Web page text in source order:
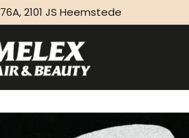
2101 JS Heemstede